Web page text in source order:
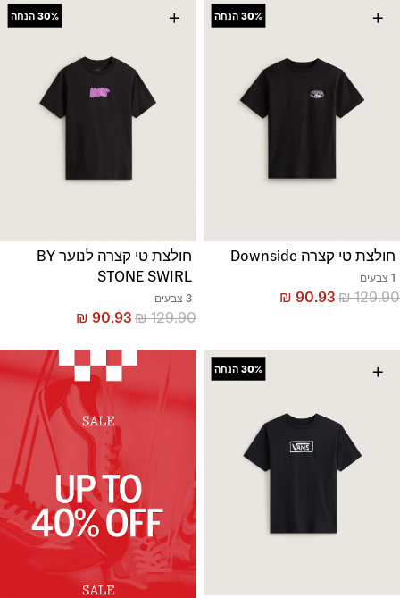
+
30% הנחה
חולצת טי קצרה Downside
1 צבעים
₪129.90
₪ 90.93
+
30% הנחה
חולצת טי קצרה לנוער BY
STONE SWIRL
3 צבעים
₪129.90
₪ 90.93
+
30% הנחה